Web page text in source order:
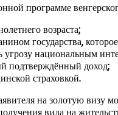
программе
возраста;
государства,
угрозу национальным
подтверждённый доход;
страховкой.
на золотую визу
вида на